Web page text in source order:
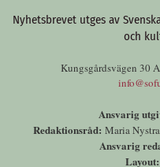
Nyhetsbrevet utges av
och
Kungsgårdsvägen 30
Ansvarig
Redaktionsråd: Maria
Ansvarig
Layout: